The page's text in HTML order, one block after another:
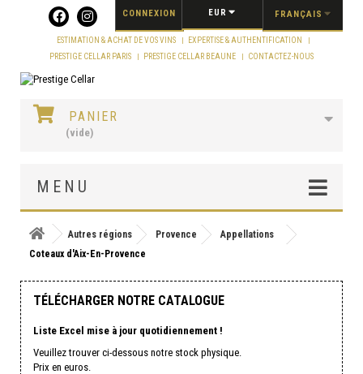
FRANÇAIS
EUR
CONNEXION
ESTIMATION & ACHAT DE VOS VINS
EXPERTISE & AUTHENTIFICATION
PRESTIGE CELLAR PARIS
PRESTIGE CELLAR BEAUNE CONTACTEZ-NOUS
PANIER
(vide)
MENU
Autres régions Provence
Appellations
Coteaux d'Aix-En-Provence
TÉLÉCHARGER NOTRE CATALOGUE
Liste Excel mise à jour quotidiennement !
Veuillez trouver ci-dessous notre stock physique.
Prix en euros.
Panneau de gestion des cookies